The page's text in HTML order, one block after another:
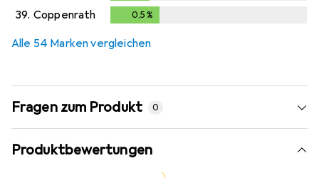
39. Coppenrath 0,5 %
Alle 54 Marken vergleichen
Fragen zum Produkt 0
Produktbewertungen